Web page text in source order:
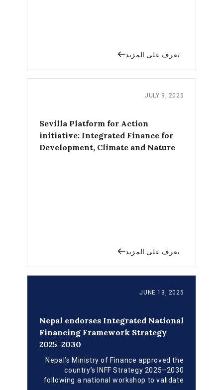
تعرف على المزيد
JULY 9, 2025
Sevilla Platform for Action
initiative: Integrated Finance for
Development, Climate and Nature
تعرف على المزيد
JUNE 13, 2025
Nepal endorses Integrated National
Financing Framework Strategy
2025-2030
Nepal’s Ministry of Finance approved the
country’s INFF Strategy 2025–2030
following a national workshop to validate